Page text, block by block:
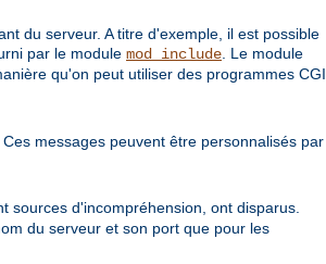
du serveur. A titre d'exemple, il est possible
par le module mod_include . Le module
qu'on peut utiliser des programmes CGI
messages peuvent être personnalisés par
sources d'incompréhension, ont disparus.
du serveur et son port que pour les